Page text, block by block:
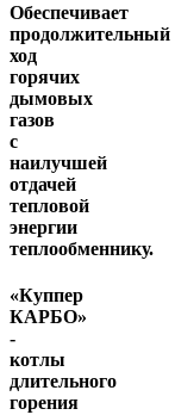
Обеспечивает
продолжительный
ход
горячих
дымовых
газов
с
наилучшей
отдачей
тепловой
энергии
теплообменнику.
«Куппер
КАРБО»
-
котлы
длительного
горения